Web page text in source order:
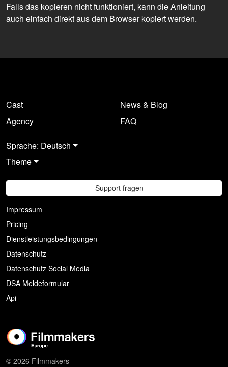
Falls das kopieren nicht funktioniert, kann die Anleitung
auch einfach direkt aus dem Browser kopiert werden.
Cast
Agency
News & Blog
FAQ
Sprache: Deutsch
Theme
Support fragen
Impressum
Pricing
Dienstleistungsbedingungen
Datenschutz
Datenschutz Social Media
DSA Meldeformular
Api
© 2026 Filmmakers